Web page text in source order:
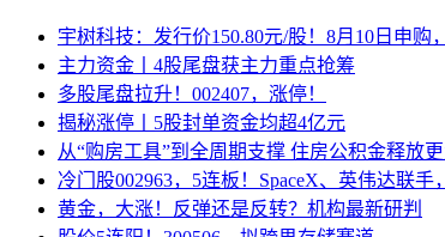
宇树科技：发行价150.80元/股！8月10日申购
主力资金丨4股尾盘获主力重点抢筹
多股尾盘拉升！002407，涨停！
揭秘涨停丨5股封单资金均超4亿元
从“购房工具”到全周期支撑 住房公积金释放
冷门股002963，5连板！SpaceX、英伟达联手
黄金，大涨！反弹还是反转？机构最新研判